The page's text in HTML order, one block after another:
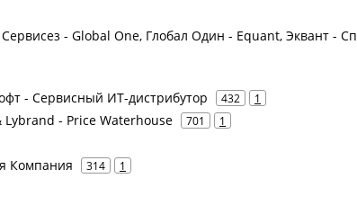
- Global One, Глобал Один - Equant, Эквант -
- Сервисный ИТ-дистрибутор 432 1
Lybrand - Price Waterhouse 701 1
Компания 314 1